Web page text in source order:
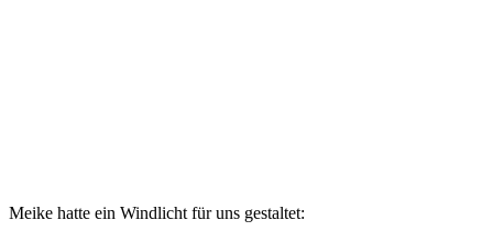
Meike hatte ein Windlicht für uns gestaltet: